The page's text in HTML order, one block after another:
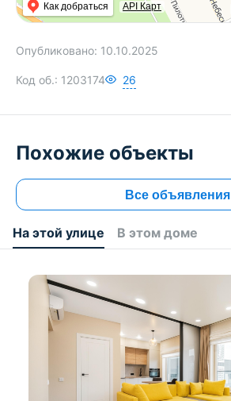
Как добраться API Карт
Опубликовано: 10.10.2025
Код об.: 1203174 26
Похожие объекты
Все объявления
На этой улице В этом доме